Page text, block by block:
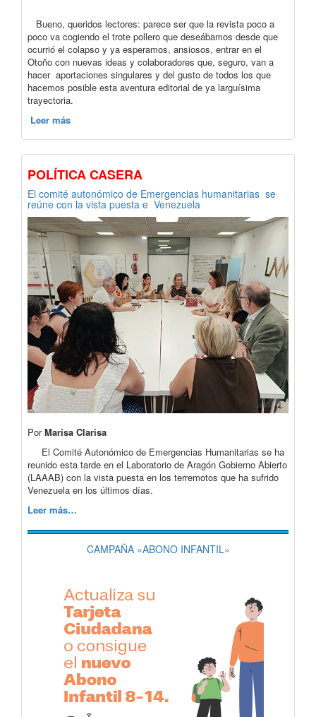
Bueno, queridos lectores: parece ser que la revista poco a
poco va cogiendo el trote pollero que deseábamos desde que
ocurrió el colapso y ya esperamos, ansiosos, entrar en el
Otoño con nuevas ideas y colaboradores que, seguro, van a
hacer aportaciones singulares y del gusto de todos los que
hacemos posible esta aventura editorial de ya larguísima
trayectoria.
Leer más
POLÍTICA CASERA
El comité autonómico de Emergencias humanitarias se
reúne con la vista puesta e Venezuela
PorMarisa Clarisa
El Comité Autonómico de Emergencias Humanitarias se ha
reunido esta tarde en el Laboratorio de Aragón Gobierno Abierto
(LAAAB) con la vista puesta en los terremotos que ha sufrido
Venezuela en los últimos días.
Leer más…
CAMPAÑA «ABONO INFANTIL»